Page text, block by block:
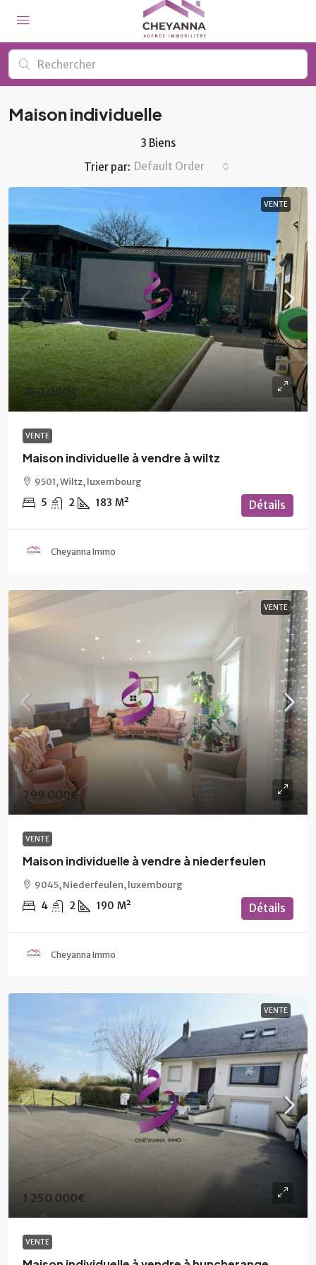
Maison individuelle
3 Biens
Trier par: Default Order
VENTE
750 000€
VENTE
Maison individuelle à vendre à wiltz
9501, Wiltz, luxembourg
5 2 183 M² Détails
Cheyanna Immo
VENTE
799 000€
VENTE
Maison individuelle à vendre à niederfeulen
9045, Niederfeulen, luxembourg
4 2 190 M² Détails
Cheyanna Immo
VENTE
1 250 000€
VENTE